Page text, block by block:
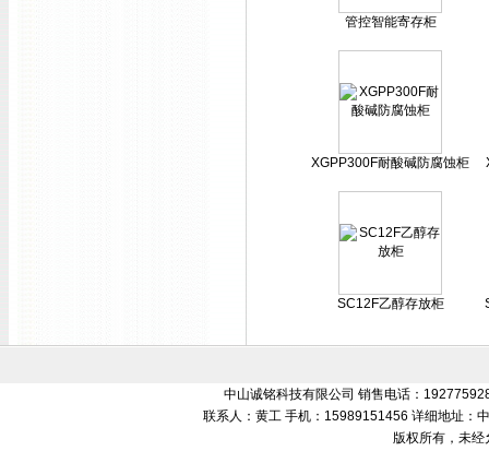
管控智能寄存柜
XGPP300F耐酸碱防腐蚀柜
SC12F乙醇存放柜
中山诚铭科技有限公司 销售电话：
联系人：黄工 手机：15989151456 详细地址：
版权所有，未经